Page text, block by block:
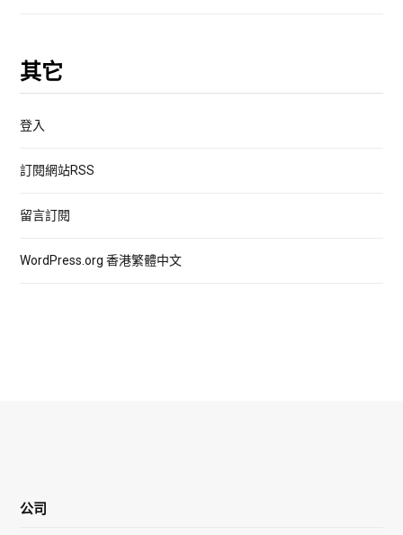
其它
登入
訂閱網站RSS
留言訂閱
WordPress.org 香港繁體中文
公司